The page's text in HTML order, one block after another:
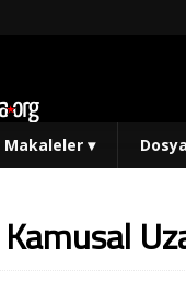
Makaleler ▾ Dosya
Kamusal